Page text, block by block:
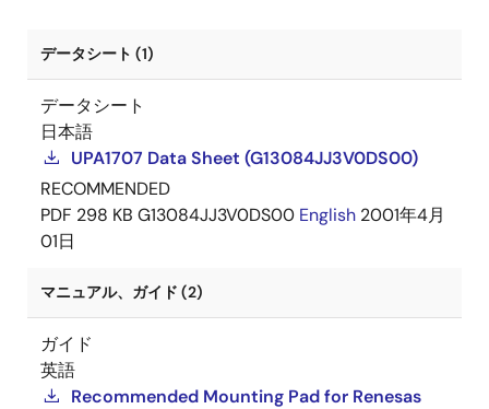
データシート (1)
データシート
日本語
UPA1707 Data Sheet (G13084JJ3V0DS00)
RECOMMENDED
PDF 298 KB G13084JJ3V0DS00 English 2001年4月
01日
マニュアル、ガイド (2)
ガイド
英語
Recommended Mounting Pad for Renesas